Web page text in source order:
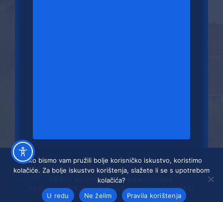
PRAVO NA PRISTUP INFORMACIJAMA
PRAVILA PRIVATNOSTIIZJAVA O PRISTUPAČNOSTI
Kako bismo vam pružili bolje korisničko iskustvo, koristimo
kolačiće. Za bolje iskustvo korištenja, slažete li se s upotrebom
kolačića?
U redu
Ne želim Pravila korištenja